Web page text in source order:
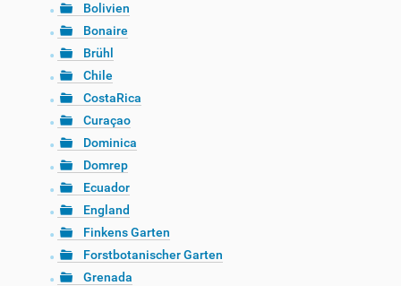
Bolivien
Bonaire
Brühl
Chile
CostaRica
Curaçao
Dominica
Domrep
Ecuador
England
Finkens Garten
Forstbotanischer Garten
Grenada